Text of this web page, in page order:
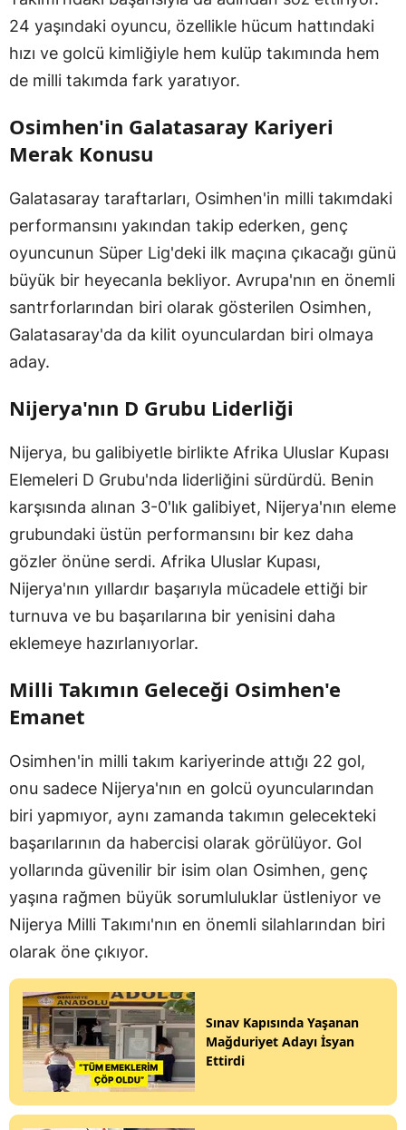
24 yaşındaki oyuncu, özellikle hücum hattındaki
hızı ve golcü kimliğiyle hem kulüp takımında hem
de milli takımda fark yaratıyor.
Osimhen'in Galatasaray Kariyeri
Merak Konusu
Galatasaray taraftarları, Osimhen'in milli takımdaki
performansını yakından takip ederken, genç
oyuncunun Süper Lig'deki ilk maçına çıkacağı günü
büyük bir heyecanla bekliyor. Avrupa'nın en önemli
santrforlarından biri olarak gösterilen Osimhen,
Galatasaray'da da kilit oyunculardan biri olmaya
aday.
Nijerya'nın D Grubu Liderliği
Nijerya, bu galibiyetle birlikte Afrika Uluslar Kupası
Elemeleri D Grubu'nda liderliğini sürdürdü. Benin
karşısında alınan 3-0'lık galibiyet, Nijerya'nın eleme
grubundaki üstün performansını bir kez daha
gözler önüne serdi. Afrika Uluslar Kupası,
Nijerya'nın yıllardır başarıyla mücadele ettiği bir
turnuva ve bu başarılarına bir yenisini daha
eklemeye hazırlanıyorlar.
Milli Takımın Geleceği Osimhen'e
Emanet
Osimhen'in milli takım kariyerinde attığı 22 gol,
onu sadece Nijerya'nın en golcü oyuncularından
biri yapmıyor, aynı zamanda takımın gelecekteki
başarılarının da habercisi olarak görülüyor. Gol
yollarında güvenilir bir isim olan Osimhen, genç
yaşına rağmen büyük sorumluluklar üstleniyor ve
Nijerya Milli Takımı'nın en önemli silahlarından biri
olarak öne çıkıyor.
Sınav Kapısında Yaşanan
Mağduriyet Adayı İsyan
Ettirdi